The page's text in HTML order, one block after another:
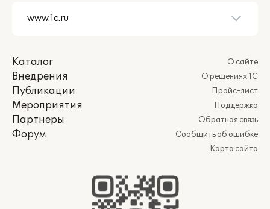
Каталог
Внедрения
Публикации
Мероприятия
Партнеры
Форум
О сайте
О решениях 1С
Прайс-лист
Поддержка
Обратная связь
Сообщить об ошибке
Карта сайта